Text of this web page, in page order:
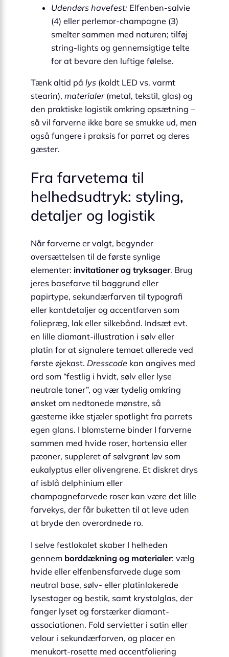
Udendørs havefest: Elfenben-salvie
(4) eller perlemor-champagne (3)
smelter sammen med naturen; tilføj
string-lights og gennemsigtige telte
for at bevare den luftige følelse.
Tænk altid på lys (koldt LED vs. varmt
stearin), materialer(metal, tekstil, glas) og
den praktiske logistik omkring opsætning –
så vil farverne ikke bare se smukke ud, men
også fungere i praksis for parret og deres
gæster.
Fra farvetema til
helhedsudtryk: styling,
detaljer og logistik
Når farverne er valgt, begynder
oversættelsen til de første synlige
elementer: invitationer og tryksager. Brug
jeres basefarve til baggrund eller
papirtype, sekundærfarven til typografi
eller kant­detaljer og accent­farven som
foliepræg, lak eller silkebånd. Indsæt evt.
en lille diamant-illustration i sølv eller
platin for at signalere temaet allerede ved
første øjekast. Dresscode kan angives med
ord som “festlig i hvidt, sølv eller lyse
neutrale toner”, og vær tydelig omkring
ønsket om nedtonede mønstre, så
gæsterne ikke stjæler spotlight fra parrets
egen glans. I blomsterne binder I farverne
sammen med hvide roser, hortensia eller
pæoner, suppleret af sølvgrønt løv som
eukalyptus eller olivengrene. Et diskret drys
af isblå delphinium eller
champagnefarvede roser kan være det lille
farve­kys, der får buketten til at leve uden
at bryde den overordnede ro.
I selve festlokalet skaber I helheden
gennem borddækning og materialer: vælg
hvide eller elfenbensfarvede duge som
neutral base, sølv- eller platinlakerede
lysestager og bestik, samt krystalglas, der
fanger lyset og forstærker diamant-
associationen. Fold servietter i satin eller
velour i sekundærfarven, og placer en
menukort-rosette med accentfoliering